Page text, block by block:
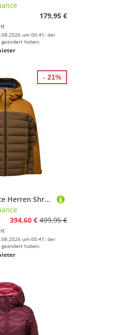
179,95 €
um 00:41; der
haben.
Peak Performance Herren Shred Down Jacke
394,60 € 499,95 €
um 00:41; der
haben.
- 21%